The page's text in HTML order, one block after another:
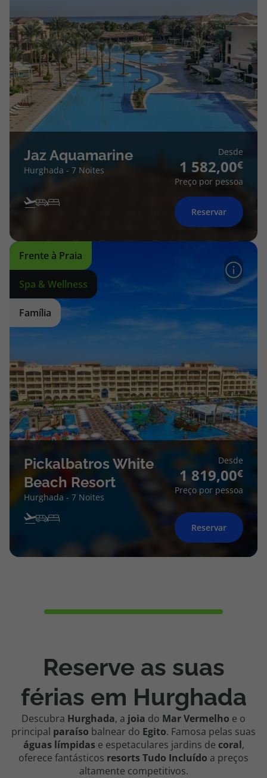
Jaz Aquamarine
Hurghada - 7 Noites
Desde
1 582,00
Preço por pessoa
Reservar
Frente à Praia
Spa & Wellness
Família
Pickalbatros White
Beach Resort
Hurghada - 7 Noites
Desde
1 819,00
Preço por pessoa
Reservar
Reserve as suas
férias em Hurghada
Descubra Hurghada, a joia do Mar Vermelho e o
principal paraíso balnear do Egito. Famosa pelas suas
águas límpidase espetaculares jardins de coral,
oferece fantásticos resorts Tudo Incluído a preços
altamente competitivos.